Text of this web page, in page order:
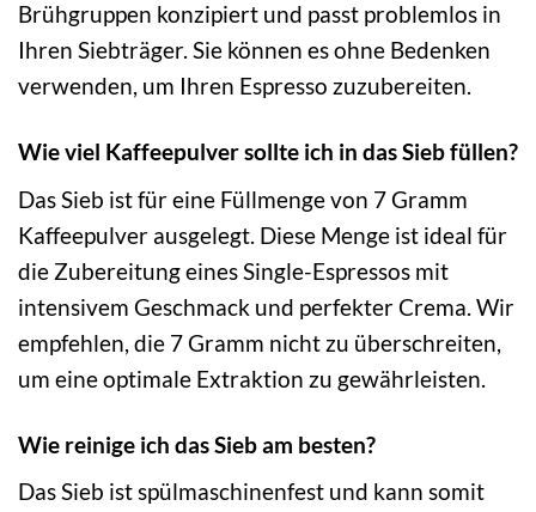
Brühgruppen konzipiert und passt problemlos in
Ihren Siebträger. Sie können es ohne Bedenken
verwenden, um Ihren Espresso zuzubereiten.
Wie viel Kaffeepulver sollte ich in das Sieb füllen?
Das Sieb ist für eine Füllmenge von 7 Gramm
Kaffeepulver ausgelegt. Diese Menge ist ideal für
die Zubereitung eines Single-Espressos mit
intensivem Geschmack und perfekter Crema. Wir
empfehlen, die 7 Gramm nicht zu überschreiten,
um eine optimale Extraktion zu gewährleisten.
Wie reinige ich das Sieb am besten?
Das Sieb ist spülmaschinenfest und kann somit